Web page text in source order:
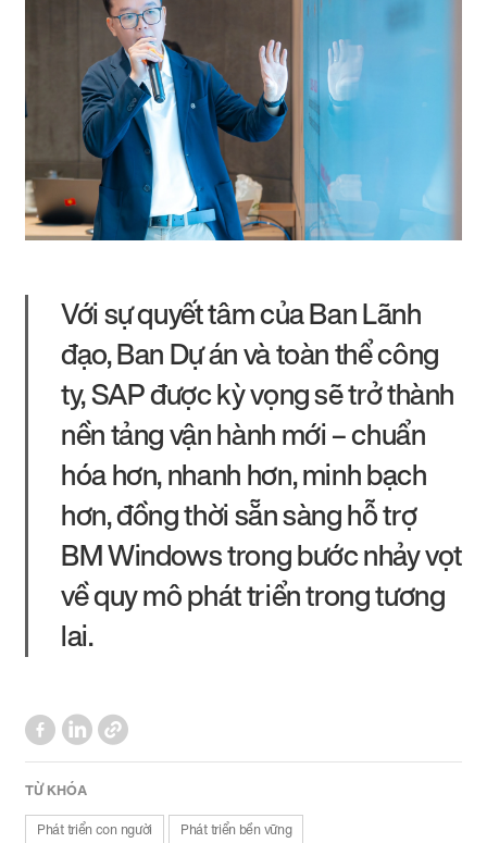
Với sự quyết tâm của Ban Lãnh
đạo, Ban Dự án và toàn thể công
ty, SAP được kỳ vọng sẽ trở thành
nền tảng vận hành mới – chuẩn
hóa hơn, nhanh hơn, minh bạch
hơn, đồng thời sẵn sàng hỗ trợ
BM Windows trong bước nhảy vọt
về quy mô phát triển trong tương
lai.
TỪ KHÓA
Phát triển con người Phát triển bền vững